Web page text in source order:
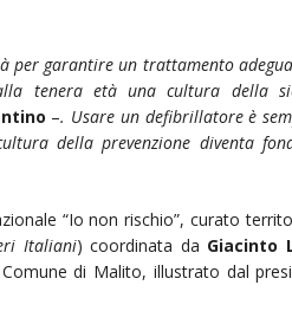
per garantire un trattamento
tenera età una cultura della
–. Usare un defibrillatore è
della prevenzione diventa
“Io non rischio”, curato
Italiani) coordinata da Giacinto
di Malito, illustrato dal